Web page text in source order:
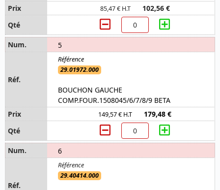
85,47 € H.T 102,56 €
5
29.01972.000
BOUCHON GAUCHE
COMP.FOUR.1508045/6/7/8/9 BETA
149,57 € H.T 179,48 €
6
29.40414.000